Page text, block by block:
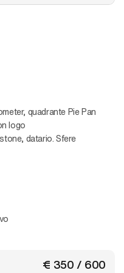
quadrante Pie Pan
logo
datario. Sfere
€ 350 / 600